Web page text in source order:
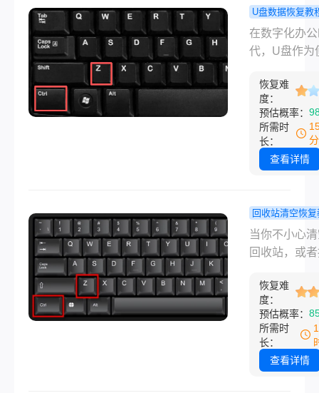
→删除”操作
盘开启
着希望……本
把手教你不
除了U盘里的
么恢复，5种
测有效，成
90%+。操作
数据能救回
在30秒内！
U盘数据恢复教
脑u盘里面
删了可以找
恢复方法，
都能找回！
在数字化办
代，U盘作为
用，但误删
情况屡见不
论是工作文
习资料还是
片，一旦丢
发现文件丢
乱操作，导
被覆盖而永
面的文件删
找回吗？本
2026年最新
复技术实测
梳理5种安全
U盘文件恢
恢复难
度：
预估概率：
所需时
长：
查看详情
回收站清空恢
回收站清空
能恢复吗？
法，小白也
松上手！
当你不小心
回收站，或
久删除了文
种瞬间的恐
非常真实的
能会觉得这
的照片、重
恢复难
度：
预估概率：
所需时
长：
查看详情